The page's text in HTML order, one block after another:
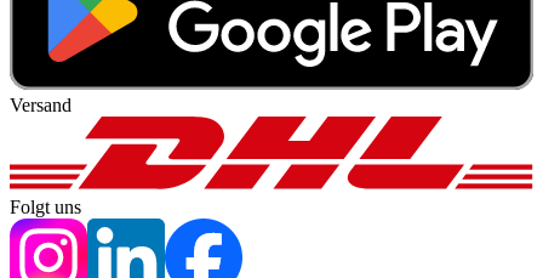
Versand
Folgt uns